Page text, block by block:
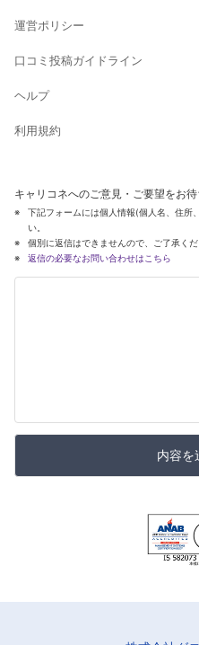
運営ポリシー
口コミ投稿ガイドライン
ヘルプ
利用規約
キャリコネへのご意見・ご要望をお待
下記フォームには個人情報(個人名、住所
い。
個別に返信はできませんので、ご了承くだ
返信の必要なお問い合わせはこちら
内容を